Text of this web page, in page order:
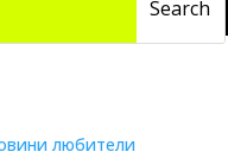
любители